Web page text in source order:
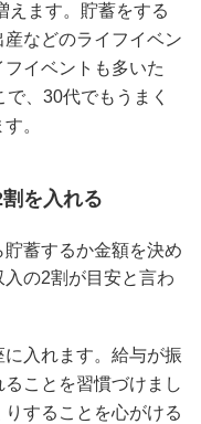
えます。貯蓄をする
などのライフイベン
イベントも多いた
、30代でもうまく
。
を入れる
蓄するか金額を決め
の2割が目安と言わ
入れます。給与が振
ことを習慣づけまし
することを心がける